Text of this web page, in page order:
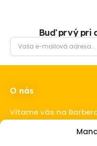
Buď prvý pri
O nás
Vítame vás na